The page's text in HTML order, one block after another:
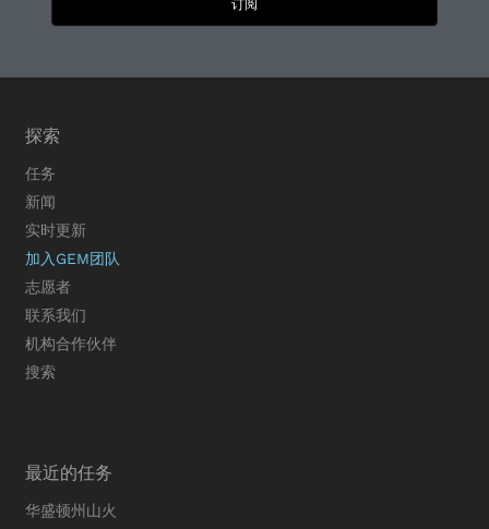
订阅
探索
任务
新闻
实时更新
加入GEM团队
志愿者
联系我们
机构合作伙伴
搜索
最近的任务
华盛顿州山火